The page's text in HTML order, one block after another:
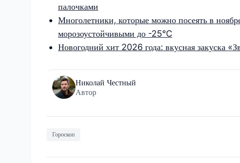
палочками
Многолетники, которые можно посеять в
морозоустойчивыми до -25°C
Новогодний хит 2026 года: вкусная закуска
Николай Честный
Автор
Гороскоп